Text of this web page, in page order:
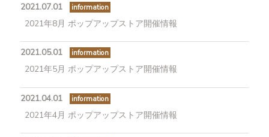
2021.07.01 information
2021年8月 ポップアップストア開催情報
2021.05.01 information
2021年5月 ポップアップストア開催情報
2021.04.01 information
2021年4月 ポップアップストア開催情報